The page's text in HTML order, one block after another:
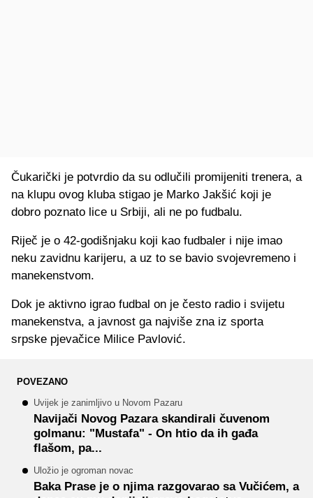
Čukarički je potvrdio da su odlučili promijeniti trenera, a
na klupu ovog kluba stigao je Marko Jakšić koji je
dobro poznato lice u Srbiji, ali ne po fudbalu.
Riječ je o 42-godišnjaku koji kao fudbaler i nije imao
neku zavidnu karijeru, a uz to se bavio svojevremeno i
manekenstvom.
Dok je aktivno igrao fudbal on je često radio i svijetu
manekenstva, a javnost ga najviše zna iz sporta
srpske pjevačice Milice Pavlović.
POVEZANO
Uvijek je zanimljivo u Novom Pazaru
Navijači Novog Pazara skandirali čuvenom
golmanu: "Mustafa" - On htio da ih gađa
flašom, pa...
Uložio je ogroman novac
Baka Prase je o njima razgovarao sa Vučićem, a